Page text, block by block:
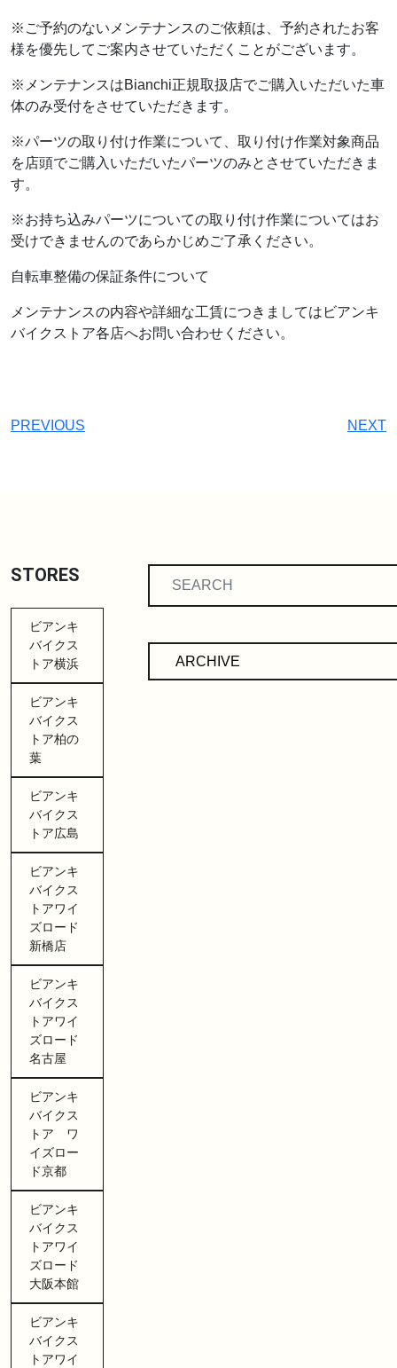
※ご予約のないメンテナンスのご依頼は、予約されたお客
様を優先してご案内させていただくことがございます。
※メンテナンスはBianchi正規取扱店でご購入いただいた車
体のみ受付をさせていただきます。
※パーツの取り付け作業について、取り付け作業対象商品
を店頭でご購入いただいたパーツのみとさせていただきま
す。
※お持ち込みパーツについての取り付け作業についてはお
受けできませんのであらかじめご了承ください。
自転車整備の保証条件について
メンテナンスの内容や詳細な工賃につきましてはビアンキ
バイクストア各店へお問い合わせください。
PREVIOUS NEXT
STORES
ビアンキ
バイクス
トア横浜
ビアンキ
バイクス
トア柏の
葉
ビアンキ
バイクス
トア広島
ビアンキ
バイクス
トアワイ
ズロード
新橋店
ビアンキ
バイクス
トアワイ
ズロード
名古屋
ビアンキ
バイクス
トア ワ
イズロー
ド京都
ビアンキ
バイクス
トアワイ
ズロード
大阪本館
ビアンキ
バイクス
トアワイ